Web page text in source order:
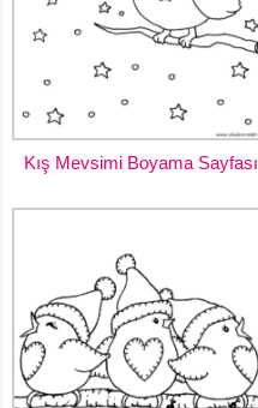
Kış Mevsimi Boyama Sayfası